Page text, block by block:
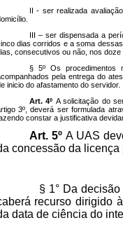
II - ser realizada
III – ser dispensada a
dias corridos e a soma
consecutivos ou não, nos doze
§ 5º Os procedimentos
pela entrega do
inicio do afastamento do servidor.
Art. 4º A solicitação do
3º, deverá ser formulada
constar a justificativa
Art. 5º A UAS
concessão da licença
§ 1° Da
recurso dirigido
data de ciência do